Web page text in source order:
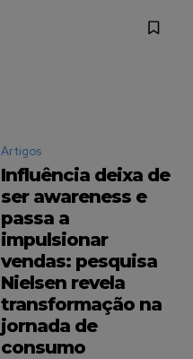
Artigos
Influência deixa de
ser awareness e
passa a
impulsionar
vendas: pesquisa
Nielsen revela
transformação na
jornada de
consumo